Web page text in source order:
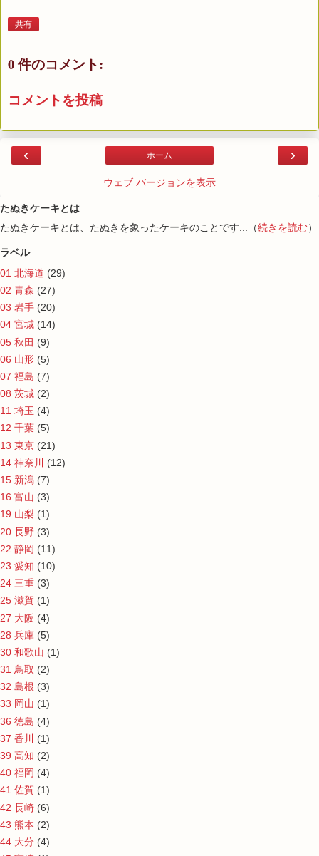
共有
0 件のコメント:
コメントを投稿
‹ ›
ホーム
ウェブ バージョンを表示
たぬきケーキとは
たぬきケーキとは、たぬきを象ったケーキのことです...（続きを読む）
ラベル
01 北海道 (29)
02 青森 (27)
03 岩手 (20)
04 宮城 (14)
05 秋田 (9)
06 山形 (5)
07 福島 (7)
08 茨城 (2)
11 埼玉 (4)
12 千葉 (5)
13 東京 (21)
14 神奈川
(12)
15 新潟 (7)
16 富山 (3)
19 山梨 (1)
20 長野 (3)
22 静岡 (11)
23 愛知 (10)
24 三重 (3)
25 滋賀 (1)
27 大阪 (4)
28 兵庫 (5)
30 和歌山 (1)
31 鳥取 (2)
32 島根 (3)
33 岡山 (1)
36 徳島 (4)
37 香川
(1)
39 高知 (2)
40 福岡 (4)
41 佐賀 (1)
42 長崎 (6)
43 熊本 (2)
44 大分 (4)